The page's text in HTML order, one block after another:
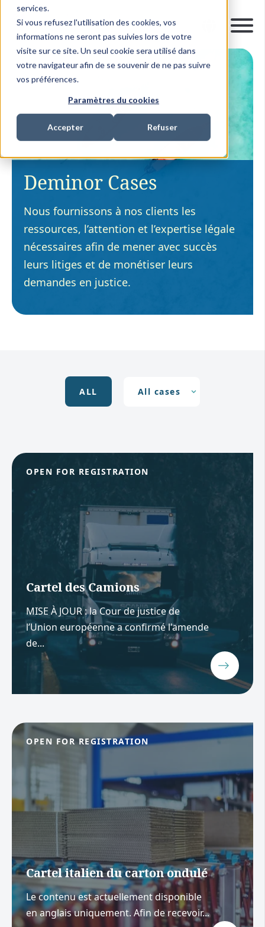
services.
Si vous refusez l'utilisation des cookies, vos
informations ne seront pas suivies lors de votre
visite sur ce site. Un seul cookie sera utilisé dans
votre navigateur afin de se souvenir de ne pas suivre
vos préférences.
Paramètres du cookies
Accepter Refuser
Deminor Cases
Nous fournissons à nos clients les
ressources, l’attention et l’expertise légale
nécessaires afin de mener avec succès
leurs litiges et de monétiser leurs
demandes en justice.
ALL
OPEN FOR REGISTRATION
Cartel des Camions
MISE À JOUR : la Cour de justice de
l’Union européenne a confirmé l'amende
de...
OPEN FOR REGISTRATION
Cartel italien du carton ondulé
Le contenu est actuellement disponible
en anglais uniquement. Afin de recevoir...